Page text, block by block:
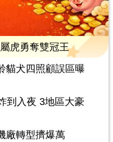
虎勇奪雙冠王
貓犬四照顧誤區曝
到入夜 3地區大豪
廠轉型擠爆萬